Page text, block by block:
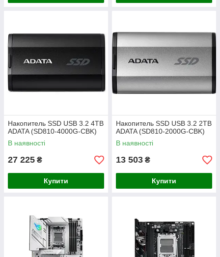
Накопитель SSD USB 3.2 4TB
ADATA (SD810-4000G-CBK)
В наявності
27 225 ₴
Купити
Накопитель SSD USB 3.2 2TB
ADATA (SD810-2000G-CBK)
В наявності
13 503 ₴
Купити